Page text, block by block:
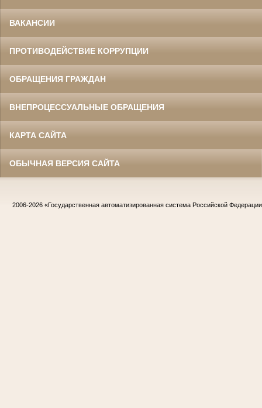
ВАКАНСИИ
ПРОТИВОДЕЙСТВИЕ КОРРУПЦИИ
ОБРАЩЕНИЯ ГРАЖДАН
ВНЕПРОЦЕССУАЛЬНЫЕ ОБРАЩЕНИЯ
КАРТА САЙТА
ОБЫЧНАЯ ВЕРСИЯ САЙТА
2006-2026 «Государственная автоматизированная система Российской